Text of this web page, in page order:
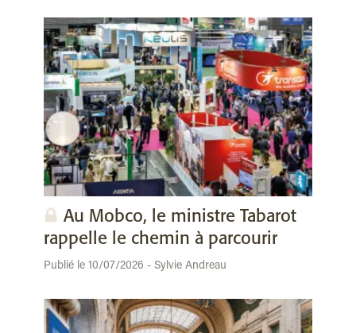
Au Mobco, le ministre Tabarot
rappelle le chemin à parcourir
Publié le 10/07/2026 - Sylvie Andreau